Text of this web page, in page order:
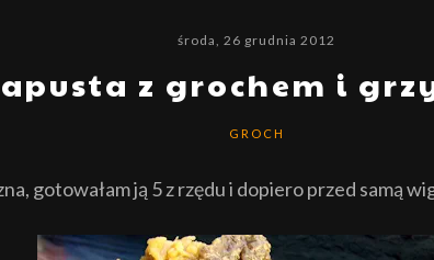
środa, 26 grudnia 2012
z grochem i
GROCH
gotowałam ją 5z rzędu i dopiero przed samą